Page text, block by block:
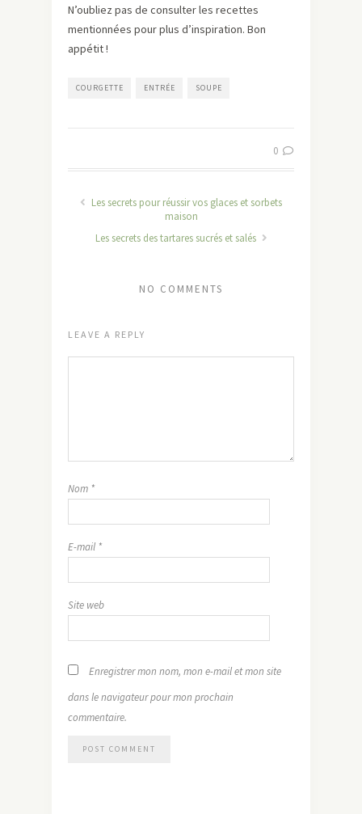
N’oubliez pas de consulter les recettes
mentionnées pour plus d’inspiration. Bon
appétit !
COURGETTE ENTRÉE SOUPE
0
Les secrets pour réussir vos glaces et sorbets
maison
Les secrets des tartares sucrés et salés
NO COMMENTS
LEAVE A REPLY
Nom *
E-mail *
Site web
Enregistrer mon nom, mon e-mail et mon site
dans le navigateur pour mon prochain
commentaire.